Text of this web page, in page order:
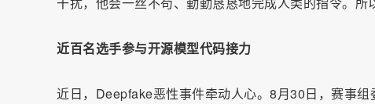
近百名选手参与开源模型代码接力
近日，Deepfake恶性事件牵动人心。8月30日，赛事